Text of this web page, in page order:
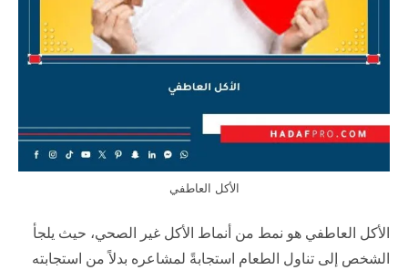
الأكل العاطفي
الأكل العاطفي هو نمط من أنماط الأكل غير الصحي، حيث يلجأ
الشخص إلى تناول الطعام استجابةً لمشاعره بدلاً من استجابته